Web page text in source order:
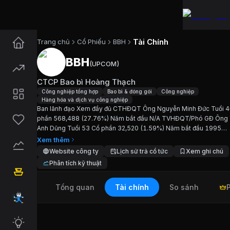
Trang chủ Cổ Phiếu BBH Tài Chính
Cổ phiếuBBH CTCP Bao bì
Cập nhật: 7/8/2026.
Ngành:Công nghiệp tổng hợp, Bao bì & đóng gói,
Giới thiệu CTCP Bao bì Hoàng
Ban lãnh đạo Xem đầy đủ CTHĐQT Ông
Chỉ số tài chínhBBH
BBH(UPCOM)
CTCP Bao bì Hoàng Thạch
Công nghiệp tổng hợp Bao bì & đóng gói
Công nghiệp
Hàng hóa và dịch vụ công nghiệp
Ban lãnh đạo Xem đầy đủ CTHĐQT Ông Nguyễn Minh Đức Tuổi
phần 568,488 (27.76%) Năm bắt đầu N/A TVHĐQT/Phó GĐ Ông
Anh Dũng Tuổi 53 Cổ phần 32,520 (1.59%) Năm bắt đầu 1995
TVHĐQT/GĐ Điều hành Bà Nguyễn Thị Minh Tuổi 52 Cổ phần
(1.08%) Năm bắt...
Xem thêm
Website công ty Lịch sử trả cổ tức
Xem ghi chú
Phân tích kỹ thuật
Tổng quan Tài chính So sánh